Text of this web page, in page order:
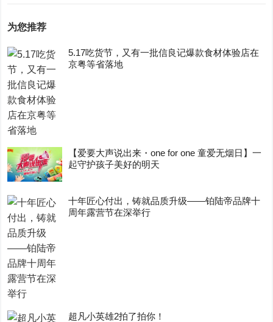
为您推荐
5.17吃货节，又有一批信良记爆款食材体验店在
京粤等省落地
【爱要大声说出来・one for one 童爱无烟日】一
起守护孩子美好的明天
十年匠心付出，铸就品质升级——铂陆帝品牌十
周年露营节在深举行
超凡小英雄2拍了拍你！